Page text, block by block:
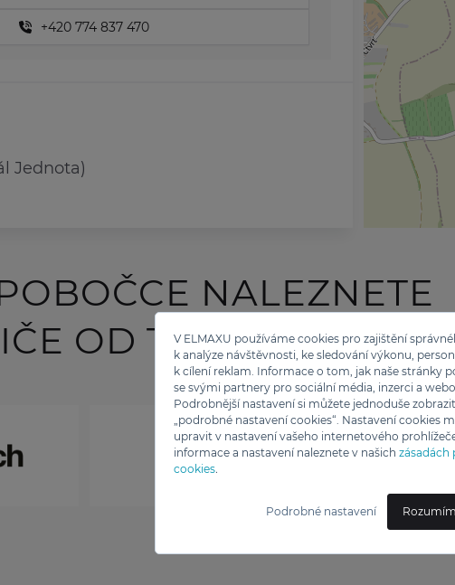
V ELMAXU používáme cookies pro zajištění
k analýze návštěvnosti, ke sledování výkonu,
k cílení reklam. Informace o tom, jak naše stránky
se svými partnery pro sociální média, inzerci a
Podrobnější nastavení si můžete jednoduše
„podrobné nastavení cookies“. Nastavení cookies
upravit v nastavení vašeho internetového
informace a nastavení naleznete v našich zásadách
cookies.
Podrobné nastavení Rozumím
+420 774 837 470
Jednota)
NALEZNETE
OD TĚCHTO